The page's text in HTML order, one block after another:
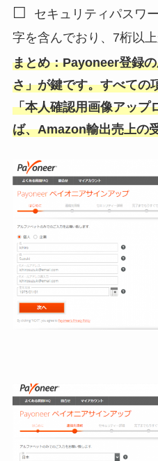
☐
セキュリティパスワ
字を含んでおり、7桁以上
まとめ：Payoneer登録
さ」が鍵です。すべての
「本人確認用画像アップ
ば、Amazon輸出売上の